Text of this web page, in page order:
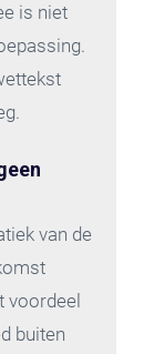
is niet
van de
voordeel
buiten